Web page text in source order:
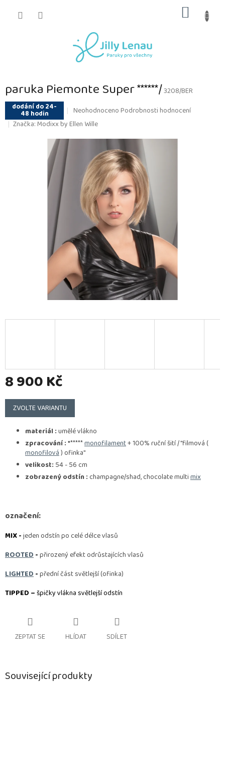
KOŠÍK
paruka Piemonte Super ******/3208/BER
dodání do 24-
48 hodin
Průměrné
hodnocení
produktu
je
hvězdiček.
NeohodnocenoPodrobnosti hodnocení
Značka: Modixx by Ellen Wille
8 900 Kč
Měrná
cena:
ZVOLTE VARIANTU
materiál :umělé vlákno
zpracování :******monofilament+ 100% ruční šití / "filmová (
monofilová) ofinka"
velikost: 54 - 56 cm
zobrazený odstín : champagne/shad, chocolate multimix
označení:
MIX -jeden odstín po celé délce vlasů
ROOTED-přirozený efekt odrůstajících vlasů
LIGHTED-přední část světlejší (ofinka)
TIPPED –špičky vlákna světlejší odstín
ZEPTAT SE HLÍDAT SDÍLET
Související produkty